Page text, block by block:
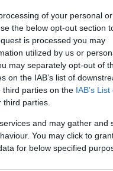
of your personal or
the below opt-out section
is processed you may
utilized by us or
may separately opt-out of
on the IAB’s list of
third parties on the IAB’s List
parties.
and may gather and
You may click to
for below specified